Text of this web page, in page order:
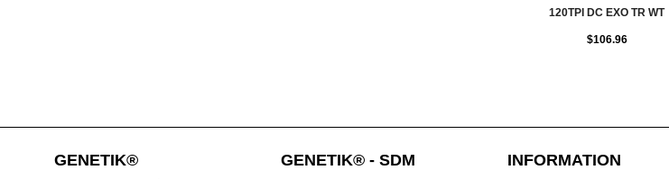
120TPI DC EXO TR WT
$106.96
GENETIK® GENETIK® - SDM INFORMATION